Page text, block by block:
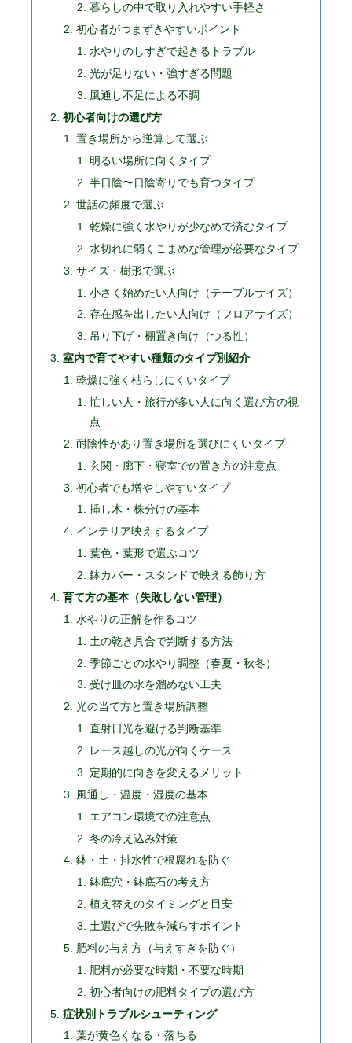
暮らしの中で取り入れやすい手軽さ
初心者がつまずきやすいポイント
水やりのしすぎで起きるトラブル
光が足りない・強すぎる問題
風通し不足による不調
初心者向けの選び方
置き場所から逆算して選ぶ
明るい場所に向くタイプ
半日陰〜日陰寄りでも育つタイプ
世話の頻度で選ぶ
乾燥に強く水やりが少なめで済むタイプ
水切れに弱くこまめな管理が必要なタイプ
サイズ・樹形で選ぶ
小さく始めたい人向け（テーブルサイズ）
存在感を出したい人向け（フロアサイズ）
吊り下げ・棚置き向け（つる性）
室内で育てやすい種類のタイプ別紹介
乾燥に強く枯らしにくいタイプ
忙しい人・旅行が多い人に向く選び方の視
点
耐陰性があり置き場所を選びにくいタイプ
玄関・廊下・寝室での置き方の注意点
初心者でも増やしやすいタイプ
挿し木・株分けの基本
インテリア映えするタイプ
葉色・葉形で選ぶコツ
鉢カバー・スタンドで映える飾り方
育て方の基本（失敗しない管理）
水やりの正解を作るコツ
土の乾き具合で判断する方法
季節ごとの水やり調整（春夏・秋冬）
受け皿の水を溜めない工夫
光の当て方と置き場所調整
直射日光を避ける判断基準
レース越しの光が向くケース
定期的に向きを変えるメリット
風通し・温度・湿度の基本
エアコン環境での注意点
冬の冷え込み対策
鉢・土・排水性で根腐れを防ぐ
鉢底穴・鉢底石の考え方
植え替えのタイミングと目安
土選びで失敗を減らすポイント
肥料の与え方（与えすぎを防ぐ）
肥料が必要な時期・不要な時期
初心者向けの肥料タイプの選び方
症状別トラブルシューティング
葉が黄色くなる・落ちる